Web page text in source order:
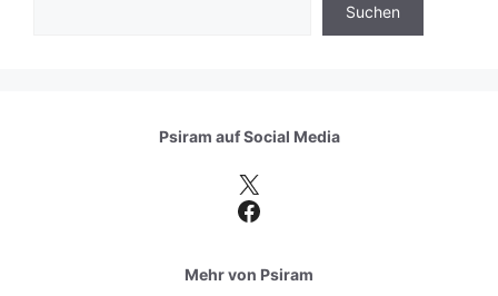
Suchen
Psiram aufSocial Media
X
Facebook
Mehr von Psiram